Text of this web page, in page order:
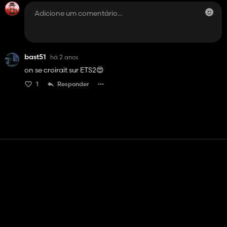
bast51 há 2 anos
on se croirait sur ETS2😍
1 Responder